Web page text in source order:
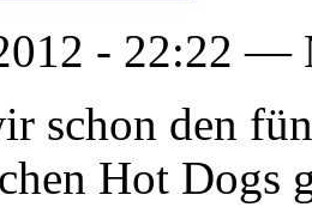
- 22:22 —
schon den
Hot Dogs